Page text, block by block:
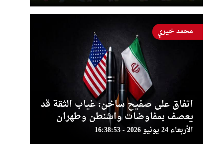
اتفاق على صفيح ساخن: غياب الثقة قد
يعصف بمفاوضات واشنطن وطهران
الأربعاء 24 يونيو 2026 - 16:38:53
محمد خيري